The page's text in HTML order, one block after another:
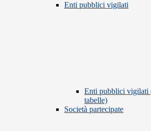
Enti pubblici vigilati
Enti pubblici vigilati
tabelle)
Società partecipate